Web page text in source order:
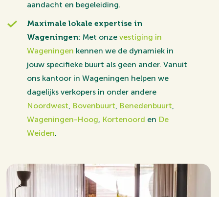
aandacht en begeleiding.
Maximale lokale expertise in
Wageningen: Met onze vestiging in
Wageningen kennen we de dynamiek in
jouw specifieke buurt als geen ander. Vanuit
ons kantoor in Wageningen helpen we
dagelijks verkopers in onder andere
Noordwest, Bovenbuurt, Benedenbuurt,
Wageningen-Hoog, Kortenoord en De
Weiden.